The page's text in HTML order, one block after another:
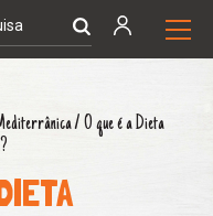
/ O que é a Dieta